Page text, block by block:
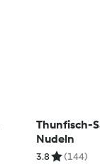
Thunfisch-
Nudeln
3.8 (144)